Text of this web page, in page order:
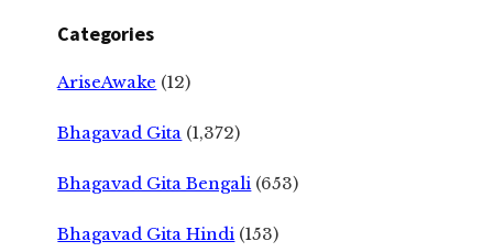
Categories
AriseAwake (12)
Bhagavad Gita (1,372)
Bhagavad Gita Bengali (653)
Bhagavad Gita Hindi (153)